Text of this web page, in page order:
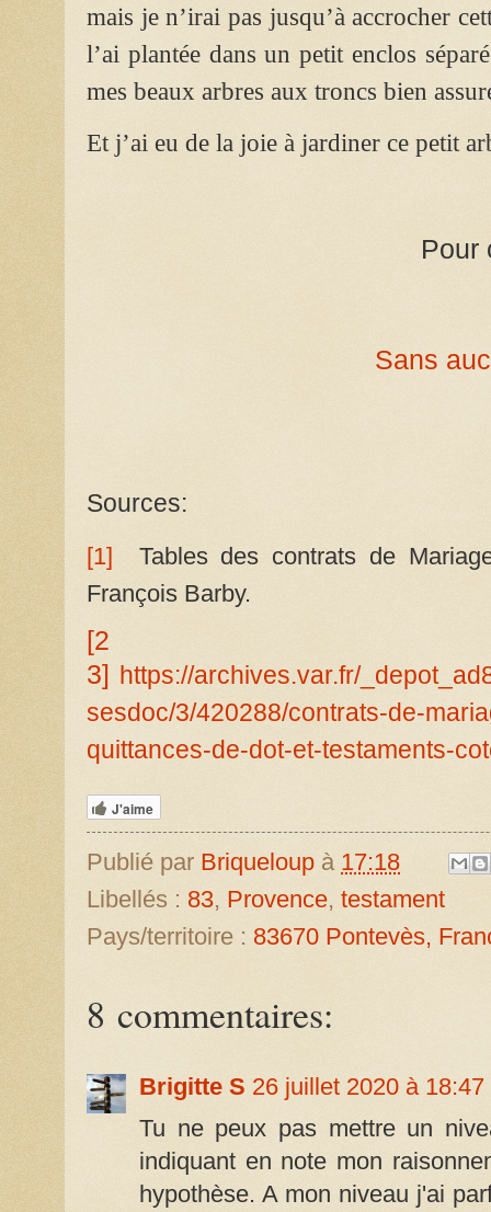
mais je n’irai pas jusqu’à accrocher
l’ai plantée dans un petit enclos
mes beaux arbres aux troncs bien
Et j’ai eu de la joie à jardiner ce petit
Pour
Sans
Sources:
[1]
Tables des contrats de
François Barby.
[2
3]
https://archives.var.fr/
sesdoc/3/420288/contrats-de-
quittances-de-dot-et-testaments-
J'aime
Publié par Briqueloup à 17:18
Libellés : 83, Provence, testament
Pays/territoire : 83670 Pontevès,
8 commentaires:
Brigitte S 26 juillet 2020 à 18:47
Tu ne peux pas mettre un
indiquant en note mon
hypothèse. A mon niveau j'ai